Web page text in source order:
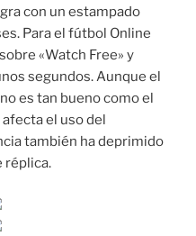
con un estampado
Para el fútbol Online
«Watch Free» y
segundos. Aunque el
es tan bueno como el
afecta el uso del
también ha deprimido
réplica.